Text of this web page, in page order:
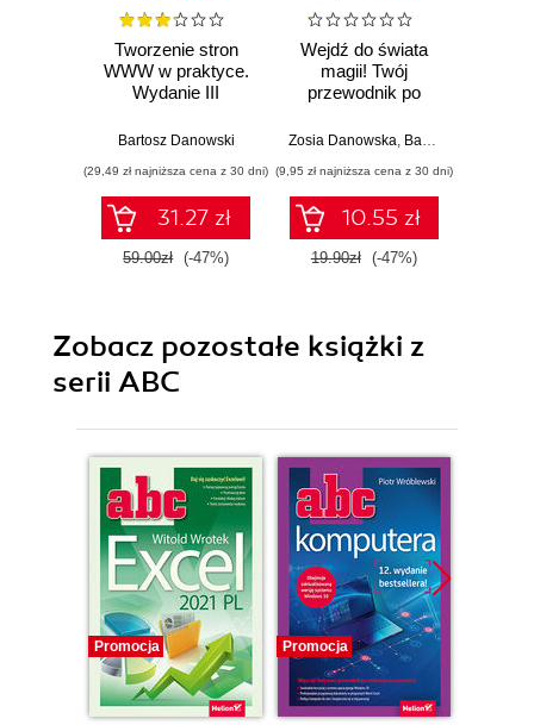
Tworzenie stron
WWW w praktyce.
Wydanie III
Bartosz Danowski
(29,49 zł najniższa cena z 30 dni)
31.27 zł
59.00zł (-47%)
Wejdź do świata
magii! Twój
przewodnik po
Wizards Unite
Zosia Danowska Bartosz Danowski
(9,95 zł najniższa cena z 30 dni)
10.55 zł
19.90zł (-47%)
Zobacz pozostałe książki z
serii ABC
Promocja Promocja